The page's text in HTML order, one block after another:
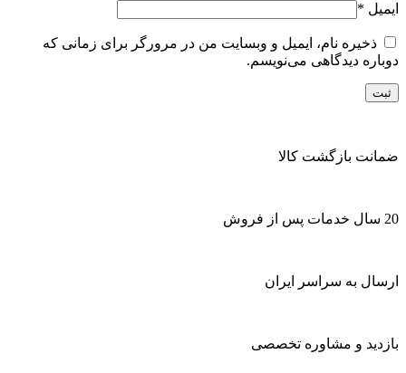
ایمیل *
ذخیره نام، ایمیل و وبسایت من در مرورگر برای زمانی که
دوباره دیدگاهی می‌نویسم.
ضمانت بازگشت کالا
20 سال خدمات پس از فروش
ارسال به سراسر ایران
بازدید و مشاوره تخصصی